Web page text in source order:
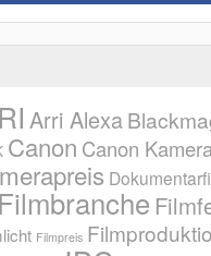
Arri Alexa
Canon Canon
Filmbranche
Filmpreis